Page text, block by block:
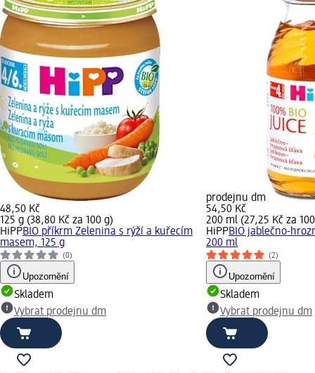
48,50 Kč
125 g (38,80 Kč za 100 g)
HiPPBIO příkrm Zelenina s rýží a kuřecím
masem, 125 g
(0)
Upozornění
Skladem
Vybrat prodejnu dm
prodejnu dm
54,50 Kč
200 ml (27,25 Kč za
HiPPBIO jablečno-
200 ml
(2)
Upozornění
Skladem
Vybrat prodejnu dm